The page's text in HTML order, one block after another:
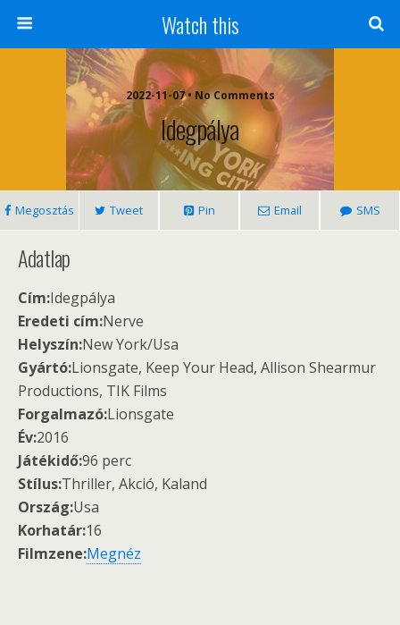
Watch this
2022-11-07 • No Comments
Idegpálya
Megosztás Tweet Pin Email SMS
Adatlap
Cím:Idegpálya
Eredeti cím:Nerve
Helyszín:New York/Usa
Gyártó:Lionsgate, Keep Your Head, Allison Shearmur
Productions, TIK Films
Forgalmazó:Lionsgate
Év:2016
Játékidő:96 perc
Stílus:Thriller, Akció, Kaland
Ország:Usa
Korhatár:16
Filmzene:Megnéz